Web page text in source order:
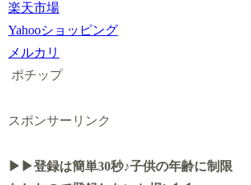
楽天市場
Yahooショッピング
メルカリ
ポチップ
スポンサーリンク
▶▶登録は簡単30秒♪子供の年齢に制限